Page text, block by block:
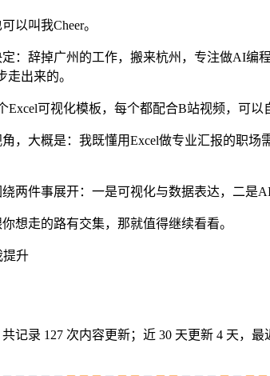
以叫我Cheer。
定：辞掉广州的工作，搬来杭州，专注做AI
走出来的。
Excel可视化模板，每个都配合B站视频，可
，大概是：我既懂用Excel做专业汇报的职
两件事展开：一是可视化与数据表达，二
想走的路有交集，那就值得继续看看。
提升
记录 127 次内容更新；近 30 天更新 4 天，最